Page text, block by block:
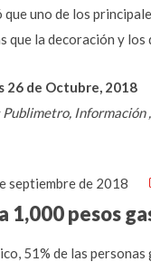
que uno de los
que la decoración y
26 de Octubre, 2018
Publimetro,
septiembre de 2018
1,000 pesos
51% de las